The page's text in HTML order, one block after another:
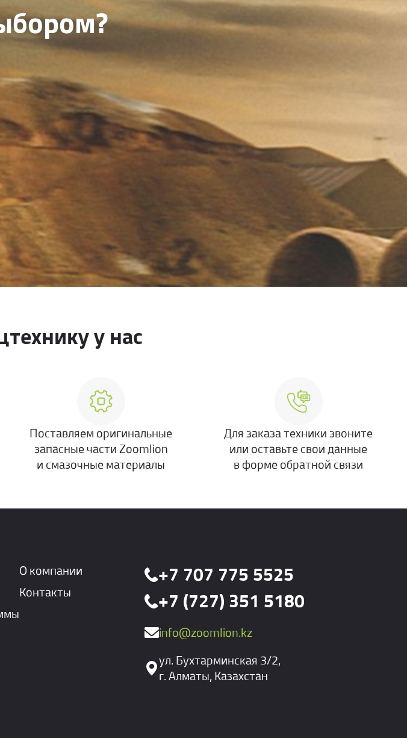
у нас
Поставляем оригинальные
запасные части Zoomlion
и смазочные материалы
Для заказа техники звоните
или оставьте свои данные
в форме обратной связи
О компании
Контакты
+7 707 775 5525
+7 (727) 351 5180
info@zoomlion.kz
ул. Бухтарминская 3/2,
г. Алматы, Казахстан